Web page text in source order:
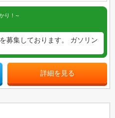
り！
募集しております。 ガソリン
詳細を見る